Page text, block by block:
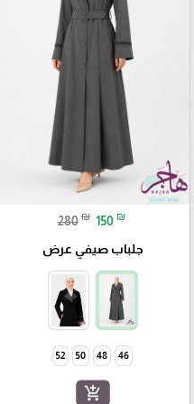
280 ₪ 150 ₪
جلباب صيفي عرض
46
48
50
52
add_shopping_cart